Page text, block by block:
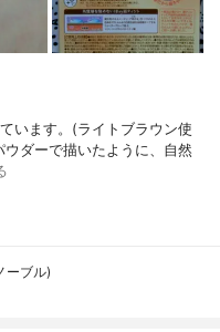
います。(ライトブラウン使
ダーで描いたように、自然
ーブル)